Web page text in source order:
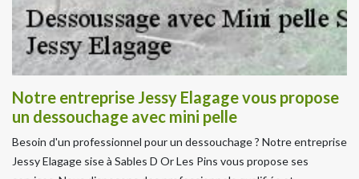
Notre entreprise Jessy Elagage vous propose
un dessouchage avec mini pelle
Besoin d'un professionnel pour un dessouchage ? Notre entreprise
Jessy Elagage sise à Sables D Or Les Pins vous propose ses